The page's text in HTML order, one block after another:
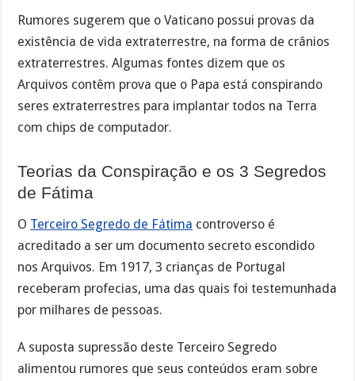
Rumores sugerem que o Vaticano possui provas da
existência de vida extraterrestre, na forma de crânios
extraterrestres. Algumas fontes dizem que os
Arquivos contêm prova que o Papa está conspirando
seres extraterrestres para implantar todos na Terra
com chips de computador.
Teorias da Conspiração e os 3 Segredos
de Fátima
O Terceiro Segredo de Fátima controverso é
acreditado a ser um documento secreto escondido
nos Arquivos. Em 1917, 3 crianças de Portugal
receberam profecias, uma das quais foi testemunhada
por milhares de pessoas.
A suposta supressão deste Terceiro Segredo
alimentou rumores que seus conteúdos eram sobre